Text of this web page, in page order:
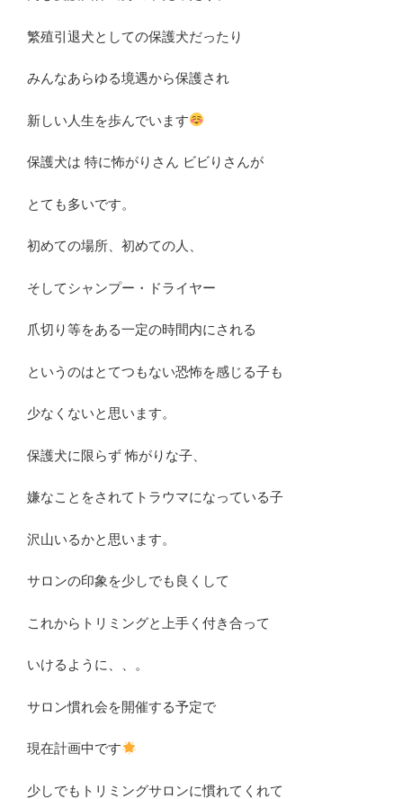
繁殖引退犬としての保護犬だったり
みんなあらゆる境遇から保護され
新しい人生を歩んでいます
保護犬は 特に怖がりさん ビビりさんが
とても多いです。
初めての場所、初めての人、
そしてシャンプー・ドライヤー
爪切り等をある一定の時間内にされる
というのはとてつもない恐怖を感じる子も
少なくないと思います。
保護犬に限らず 怖がりな子、
嫌なことをされてトラウマになっている子
沢山いるかと思います。
サロンの印象を少しでも良くして
これからトリミングと上手く付き合って
いけるように、、。
サロン慣れ会を開催する予定で
現在計画中です
少しでもトリミングサロンに慣れてくれて